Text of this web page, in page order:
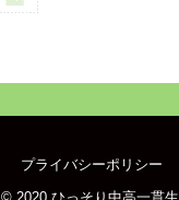
プライバシーポリシー